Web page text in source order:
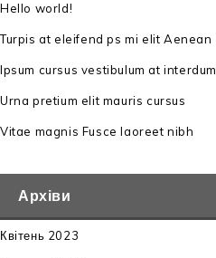
Hello world!
Turpis at eleifend ps mi elit Aenean
Ipsum cursus vestibulum at interdum
Urna pretium elit mauris cursus
Vitae magnis Fusce laoreet nibh
Архіви
Квітень 2023